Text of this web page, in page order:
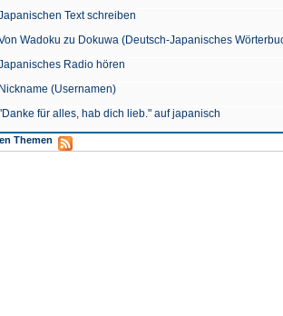
Text schreiben
Wadoku zu Dokuwa (Deutsch-Japanisches
Radio hören
Nickname (Usernamen)
für alles, hab dich lieb." auf japanisch
Themen